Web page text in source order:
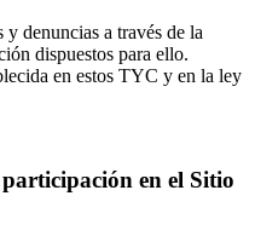
y denuncias a través de la
dispuestos para ello.
en estos TYC y en la ley
participación en el Sitio